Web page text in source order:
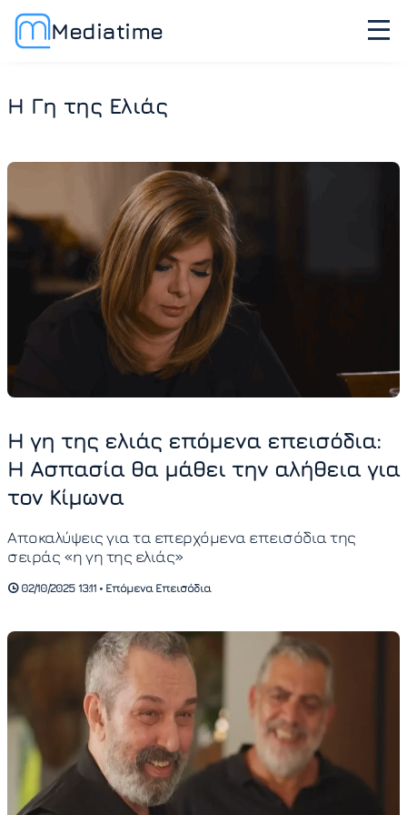
Mediatime
Η Γη της Ελιάς
Η γη της ελιάς επόμενα επεισόδια:
Η Ασπασία θα μάθει την αλήθεια για
τον Κίμωνα
Αποκαλύψεις για τα επερχόμενα επεισόδια της
σειράς «η γη της ελιάς»
02/10/2025 13:11 • Επόμενα Επεισόδια